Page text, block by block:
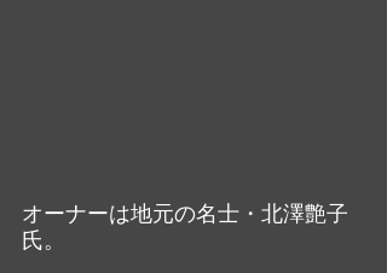
オーナーは地元の名士・北澤艶子
氏。